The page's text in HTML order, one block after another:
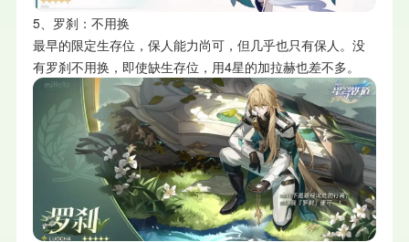
5、罗刹：不用换
最早的限定生存位，保人能力尚可，但几乎也只有保人。没
有罗刹不用换，即使缺生存位，用4星的加拉赫也差不多。